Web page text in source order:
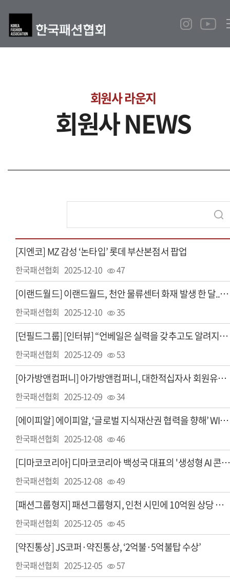
회원사 라운지
회원사 NEWS
[지엔코] MZ 감성 ‘논타입’ 롯데 부산본점서 팝업
한국패션협회 2025-12-10 47
[이랜드월드] 이랜드월드, 천안 물류센터 화재 발생 한 달... 지금은?
한국패션협회 2025-12-10 35
[던필드그룹] [인터뷰] “언베일은 실력을 갖추고도 알려지지 못한 이름들의 등용문”
한국패션협회 2025-12-09 53
[아가방앤컴퍼니] 아가방앤컴퍼니, 대한적십자사 회원유공장 ‘최고명예장’ 수상
한국패션협회 2025-12-09 34
[에이피알] 에이피알, ‘글로벌 지식재산권 협력을 향해’ WIPO와 만남
한국패션협회 2025-12-08 46
[디마코코리아] 디마코코리아 백성국 대표의 '생성형 AI 콘텐츠 세
한국패션협회 2025-12-08 49
[패션그룹형지] 패션그룹형지, 인천 시민에 10억원 상당 의류 기부
한국패션협회 2025-12-05 45
[약진통상] JS코퍼·약진통상, ‘2억불·5억불탑 수상’
한국패션협회 2025-12-05 57